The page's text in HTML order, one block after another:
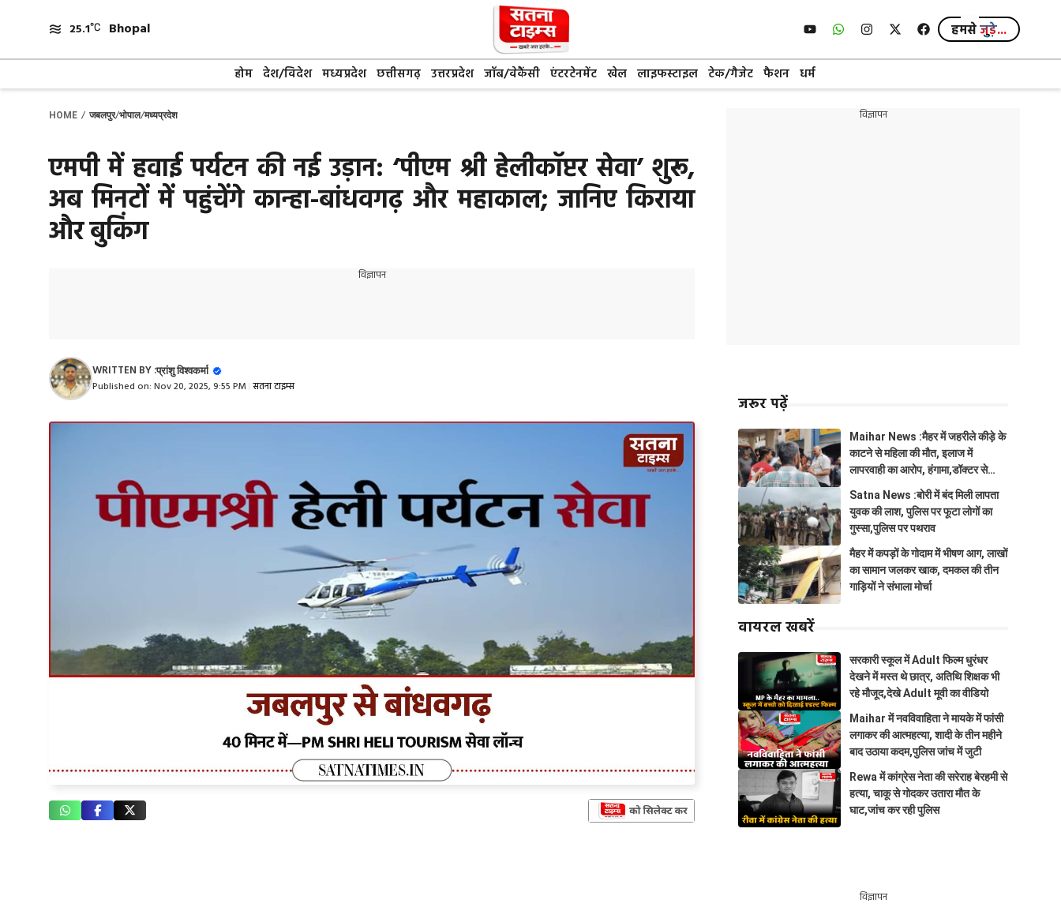
content
25.1 Bhopal हमसेजुड़े...
होम देश/विदेश मध्यप्रदेश छत्तीसगढ़ उत्तरप्रदेश जॉब/वेकैंसी एंटरटेनमेंट खेल लाइफस्टाइल टेक/गैजेट फैशन धर्म
HOME / जबलपुर/भोपाल/मध्यप्रदेश
एमपी में हवाई पर्यटन की नई उड़ान: ‘पीएम श्री हेलीकॉप्टर सेवा’ शुरू,
अब मिनटों में पहुंचेंगे कान्हा-बांधवगढ़ और महाकाल; जानिए किराया
और बुकिंग
विज्ञापन
WRITTEN BY :प्रांशु विश्वकर्मा
Published on: Nov 20, 2025, 9:55 PM सतना टाइम्स
विज्ञापन
जरूर पढ़ें
Maihar News :मैहर में जहरीले कीड़े के
काटने से महिला की मौत, इलाज में
लापरवाही का आरोप, हंगामा,डॉक्टर से
Satna News :बोरी में बंद मिली लापता
युवक की लाश, पुलिस पर फूटा लोगों का
गुस्सा,पुलिस पर पथराव
मैहर में कपड़ों के गोदाम में भीषण आग, लाखों
का सामान जलकर खाक, दमकल की तीन
गाड़ियों ने संभाला मोर्चा
वायरल खबरें
सरकारी स्कूल में Adult फिल्म धुरंधर
देखने में मस्त थे छात्र, अतिथि शिक्षक भी
रहे मौजूद,देखे Adult मूवी का वीडियो
Maihar में नवविवाहिता ने मायके में फांसी
लगाकर की आत्महत्या, शादी के तीन महीने
बाद उठाया कदम,पुलिस जांच में जुटी
Rewa में कांग्रेस नेता की सरेराह बेरहमी से
हत्या, चाकू से गोदकर उतारा मौत के
घाट,जांच कर रही पुलिस
विज्ञापन